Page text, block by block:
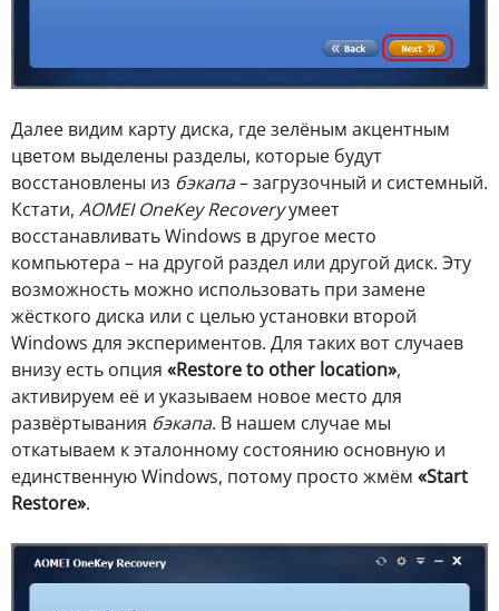
Далее видим карту диска, где зелёным акцентным
цветом выделены разделы, которые будут
восстановлены из бэкапа– загрузочный и системный.
Кстати, AOMEI OneKey Recoveryумеет
восстанавливать Windows в другое место
компьютера – на другой раздел или другой диск. Эту
возможность можно использовать при замене
жёсткого диска или с целью установки второй
Windows для экспериментов. Для таких вот случаев
внизу есть опция «Restore to other location»,
активируем её и указываем новое место для
развёртывания бэкапа. В нашем случае мы
откатываем к эталонному состоянию основную и
единственную Windows, потому просто жмём «Start
Restore».